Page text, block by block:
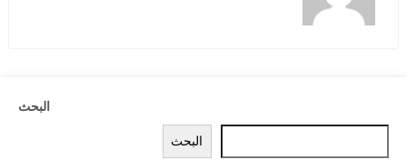
البحث
البحث